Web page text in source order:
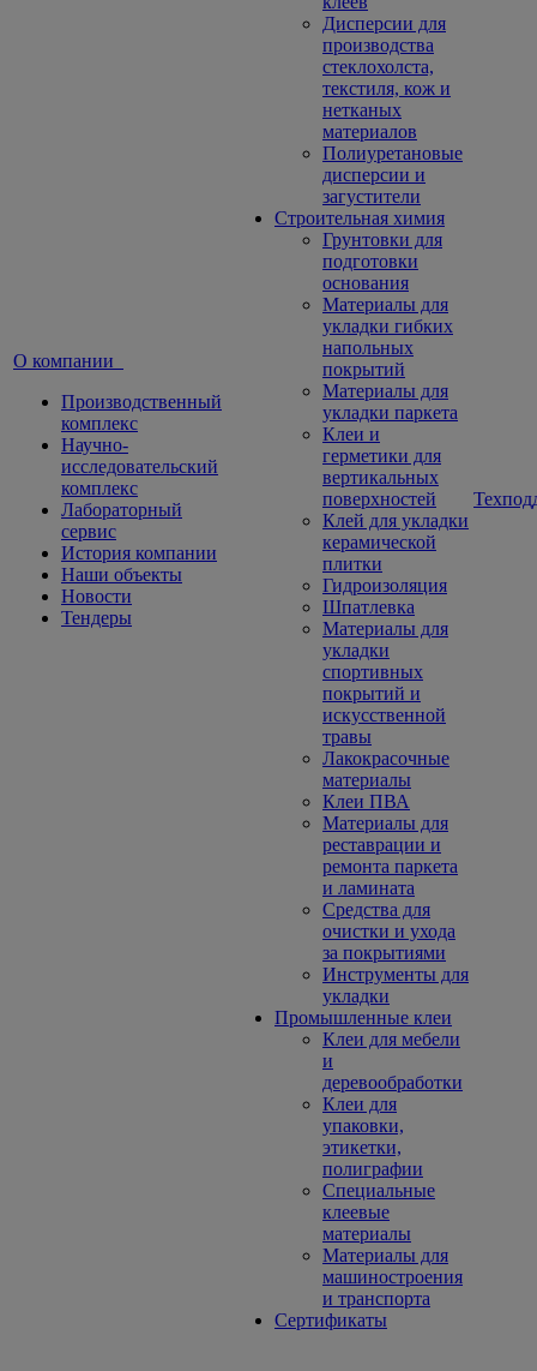
О компании
Производственный
комплекс
Научно-
исследовательский
комплекс
Лабораторный
сервис
История компании
Наши объекты
Новости
Тендеры
Дисперсии для
производства
стеклохолста,
текстиля, кож и
нетканых
материалов
Полиуретановые
дисперсии и
загустители
Строительная химия
Грунтовки для
подготовки
основания
Материалы для
укладки гибких
напольных
покрытий
Материалы для
укладки паркета
Клеи и
герметики для
вертикальных
поверхностей
Клей для укладки
керамической
плитки
Гидроизоляция
Шпатлевка
Материалы для
укладки
спортивных
покрытий и
искусственной
травы
Лакокрасочные
материалы
Клеи ПВА
Материалы для
реставрации и
ремонта паркета
и ламината
Средства для
очистки и ухода
за покрытиями
Инструменты для
укладки
Промышленные клеи
Клеи для мебели
и
деревообработки
Клеи для
упаковки,
этикетки,
полиграфии
Специальные
клеевые
материалы
Материалы для
машиностроения
и транспорта
Сертификаты